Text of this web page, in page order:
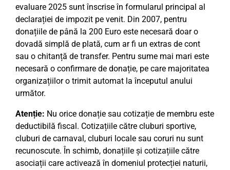
evaluare 2025 sunt înscrise în formularul principal al
declarației de impozit pe venit. Din 2007, pentru
donațiile de până la 200 Euro este necesară doar o
dovadă simplă de plată, cum ar fi un extras de cont
sau o chitanță de transfer. Pentru sume mai mari este
necesară o confirmare de donație, pe care majoritatea
organizațiilor o trimit automat la începutul anului
următor.
Atenție: Nu orice donație sau cotizație de membru este
deductibilă fiscal. Cotizațiile către cluburi sportive,
cluburi de carnaval, cluburi locale sau coruri nu sunt
recunoscute. În schimb, donațiile și cotizațiile către
asociații care activează în domeniul protecției naturii,